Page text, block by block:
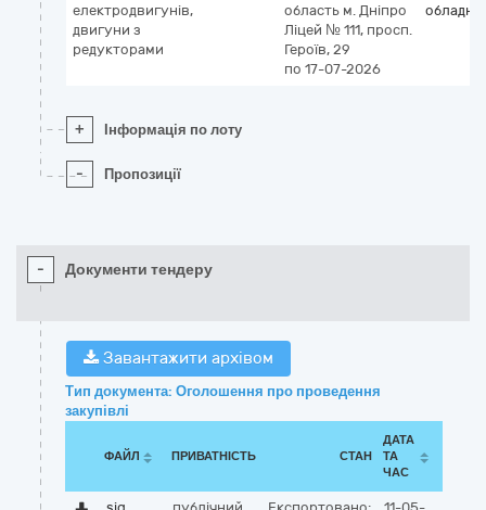
електродвигунів,
двигуни з
редукторами
область м. Дніпро
Ліцей № 111, просп.
Героїв, 29
по 17-07-2026
+ Інформація по лоту
- Пропозиції
- Документи тендеру
Завантажити архівом
Тип документа: Оголошення про проведення
закупівлі
ФАЙЛ ПРИВАТНІСТЬ СТАН
ДАТА
ТА
ЧАС